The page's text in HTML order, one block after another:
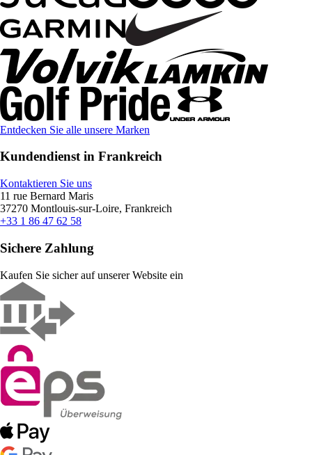
Entdecken Sie alle unsere Marken
Kundendienst in Frankreich
Kontaktieren Sie uns
11 rue Bernard Maris
37270 Montlouis-sur-Loire, Frankreich
+33 1 86 47 62 58
Sichere Zahlung
Kaufen Sie sicher auf unserer Website ein